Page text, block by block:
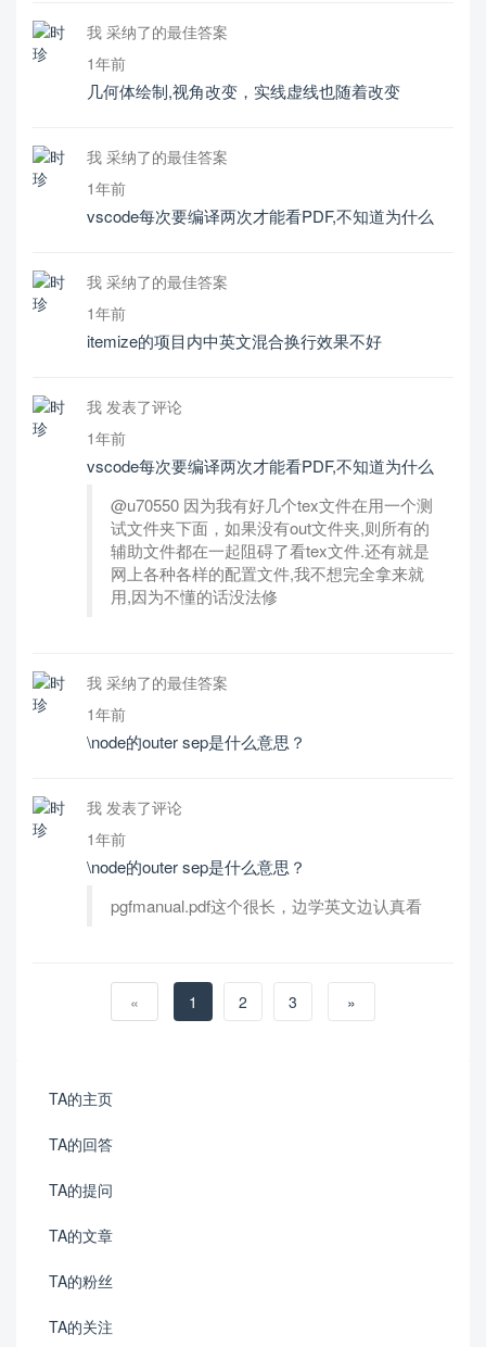
我 采纳了的最佳答案
1年前
几何体绘制,视角改变，实线虚线也随着改变
我 采纳了的最佳答案
1年前
vscode每次要编译两次才能看PDF,不知道为什么
我 采纳了的最佳答案
1年前
itemize的项目内中英文混合换行效果不好
我 发表了评论
1年前
vscode每次要编译两次才能看PDF,不知道为什么
@u70550 因为我有好几个tex文件在用一个测
试文件夹下面，如果没有out文件夹,则所有的
辅助文件都在一起阻碍了看tex文件.还有就是
网上各种各样的配置文件,我不想完全拿来就
用,因为不懂的话没法修
我 采纳了的最佳答案
1年前
\node的outer sep是什么意思？
我 发表了评论
1年前
\node的outer sep是什么意思？
pgfmanual.pdf这个很长，边学英文边认真看
« 1 2 3 »
TA的主页
TA的回答
TA的提问
TA的文章
TA的粉丝
TA的关注